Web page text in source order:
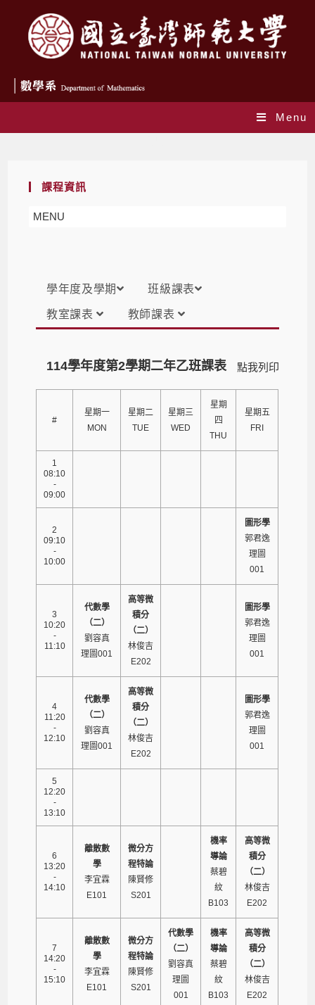
Menu
課程資訊
MENU
學年度及學期 班級課表
教室課表 教師課表
點我列印
114學年度第2學期二年乙班課表
#
星期一
MON
星期二
TUE
星期三
WED
星期
四
THU
星期五
FRI
1
08:10
-
09:00
2
09:10
-
10:00
圖形學
郭君逸
理圖
001
3
10:20
-
11:10
代數學
（二）
劉容真
理圖001
高等微
積分
（二）
林俊吉
E202
圖形學
郭君逸
理圖
001
4
11:20
-
12:10
代數學
（二）
劉容真
理圖001
高等微
積分
（二）
林俊吉
E202
圖形學
郭君逸
理圖
001
5
12:20
-
13:10
6
13:20
-
14:10
離散數
學
李宜霖
E101
微分方
程特論
陳賢修
S201
機率
導論
蔡碧
紋
B103
高等微
積分
（二）
林俊吉
E202
7
14:20
-
15:10
離散數
學
李宜霖
E101
微分方
程特論
陳賢修
S201
代數學
（二）
劉容真
理圖
001
機率
導論
蔡碧
紋
B103
高等微
積分
（二）
林俊吉
E202